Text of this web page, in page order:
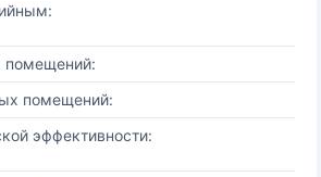
помещений:
помещений:
эффективности: